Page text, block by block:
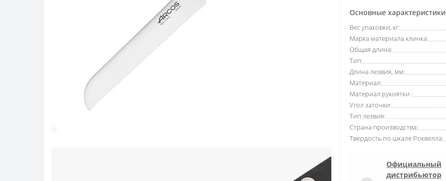
Основные характеристики
Вес упаковки, кг:
Марка материала клинка:
Общая длина:
Тип:
Длина лезвия, мм:
Материал:
Материал рукоятки :
Угол заточки:
Тип лезвия:
Страна производства:
Твердость по шкале Роквелла:
Официальный
дистрибьютор